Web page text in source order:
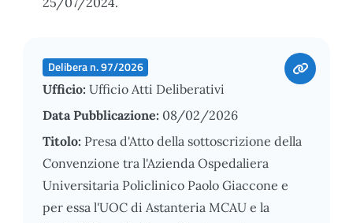
Delibera n. 97/2026
Ufficio: Ufficio Atti Deliberativi
Data Pubblicazione: 08/02/2026
Titolo: Presa d'Atto della sottoscrizione della
Convenzione tra l'Azienda Ospedaliera
Universitaria Policlinico Paolo Giaccone e
per essa l'UOC di Astanteria MCAU e la